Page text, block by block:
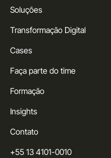
+55 13 4101-0010
Soluções
Transformação Digital
Cases
Faça parte do time
Formação
Insights
Contato